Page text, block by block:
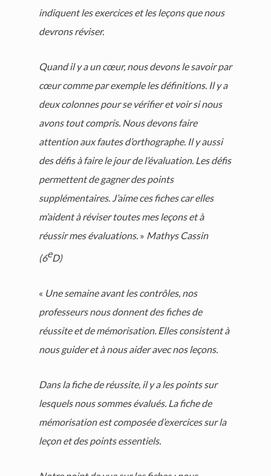
indiquent les exercices et les leçons que nous
devrons réviser.
Quand il y a un cœur, nous devons le savoir par
cœur comme par exemple les définitions. Il y a
deux colonnes pour se vérifier et voir si nous
avons tout compris. Nous devons faire
attention aux fautes d’orthographe. Il y aussi
des défis à faire le jour de l’évaluation. Les défis
permettent de gagner des points
supplémentaires. J’aime ces fiches car elles
m’aident à réviser toutes mes leçons et à
réussir mes évaluations. » Mathys Cassin
(6eD)
« Une semaine avant les contrôles, nos
professeurs nous donnent des fiches de
réussite et de mémorisation. Elles consistent à
nous guider et à nous aider avec nos leçons.
Dans la fiche de réussite, il y a les points sur
lesquels nous sommes évalués. La fiche de
mémorisation est composée d’exercices sur la
leçon et des points essentiels.